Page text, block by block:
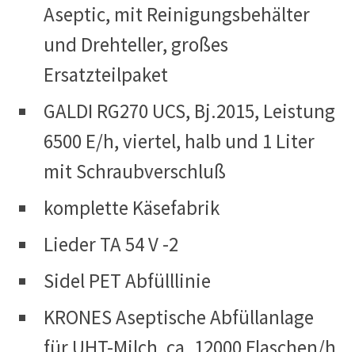
Aseptic, mit Reinigungsbehälter
und Drehteller, großes
Ersatzteilpaket
GALDI RG270 UCS, Bj.2015, Leistung
6500 E/h, viertel, halb und 1 Liter
mit Schraubverschluß
komplette Käsefabrik
Lieder TA 54 V -2
Sidel PET Abfülllinie
KRONES Aseptische Abfüllanlage
für UHT-Milch, ca. 12000 Flaschen/h